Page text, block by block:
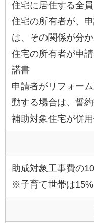
住宅に居住する全
住宅の所有者が、
は、その関係が分
住宅の所有者が申
諾書
申請者がリフォー
動する場合は、誓
補助対象住宅が併
助成対象工事費の
※子育て世帯は15%